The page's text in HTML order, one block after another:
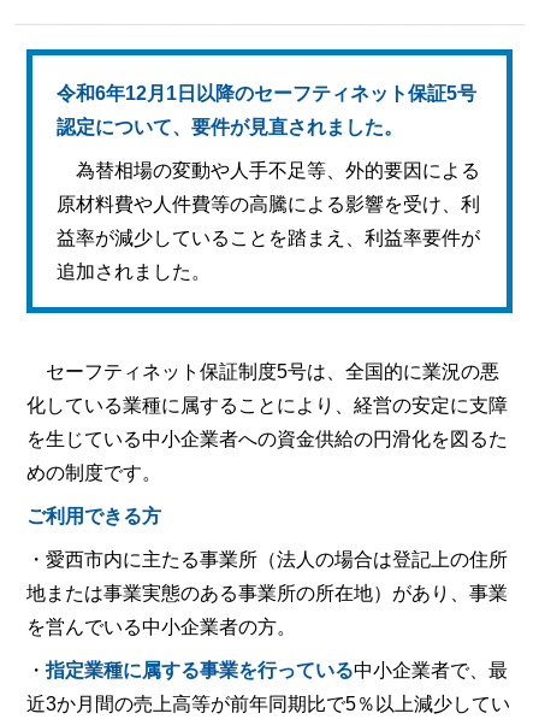
令和6年12月1日以降のセーフティネット保証5号
認定について、要件が見直されました。
為替相場の変動や人手不足等、外的要因による
原材料費や人件費等の高騰による影響を受け、利
益率が減少していることを踏まえ、利益率要件が
追加されました。
セーフティネット保証制度5号は、全国的に業況の悪
化している業種に属することにより、経営の安定に支障
を生じている中小企業者への資金供給の円滑化を図るた
めの制度です。
ご利用できる方
・愛西市内に主たる事業所（法人の場合は登記上の住所
地または事業実態のある事業所の所在地）があり、事業
を営んでいる中小企業者の方。
・指定業種に属する事業を行っている中小企業者で、最
近3か月間の売上高等が前年同期比で5％以上減少してい